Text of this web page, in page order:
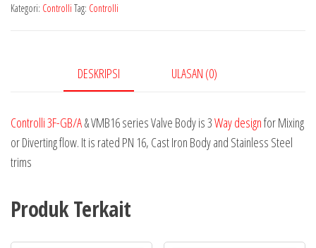
Kategori: Controlli Tag: Controlli
DESKRIPSI ULASAN (0)
Controlli 3F-GB/A& VMB16 series Valve Body is 3Way designfor Mixing
or Diverting flow. It is rated PN 16, Cast Iron Body and Stainless Steel
trims
Produk Terkait